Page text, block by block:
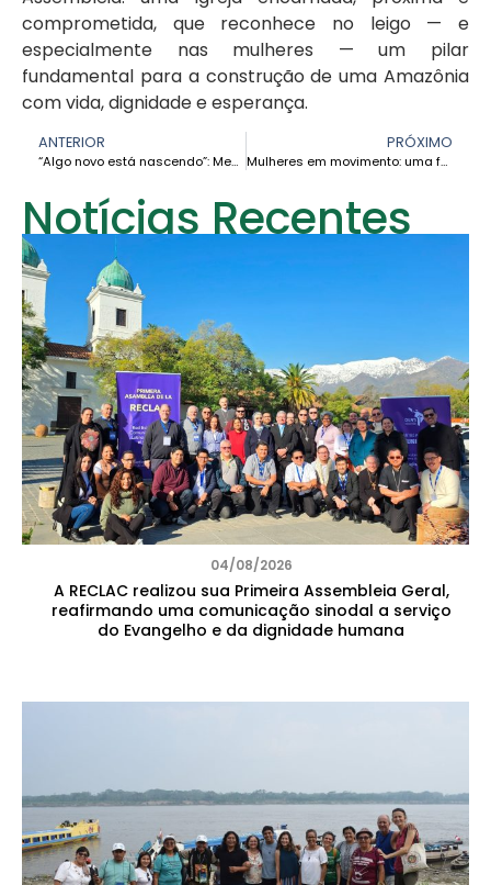
comprometida, que reconhece no leigo — e
especialmente nas mulheres — um pilar
fundamental para a construção de uma Amazônia
com vida, dignidade e esperança.
ANTERIOR
“Algo novo está nascendo”: Mensagem final da VI Assembleia Geral da CEAMA
PRÓXIMO
Mulheres em movimento: uma força que sustenta a vida e transforma a sociedade
Notícias Recentes
04/08/2026
A RECLAC realizou sua Primeira Assembleia Geral,
reafirmando uma comunicação sinodal a serviço
do Evangelho e da dignidade humana